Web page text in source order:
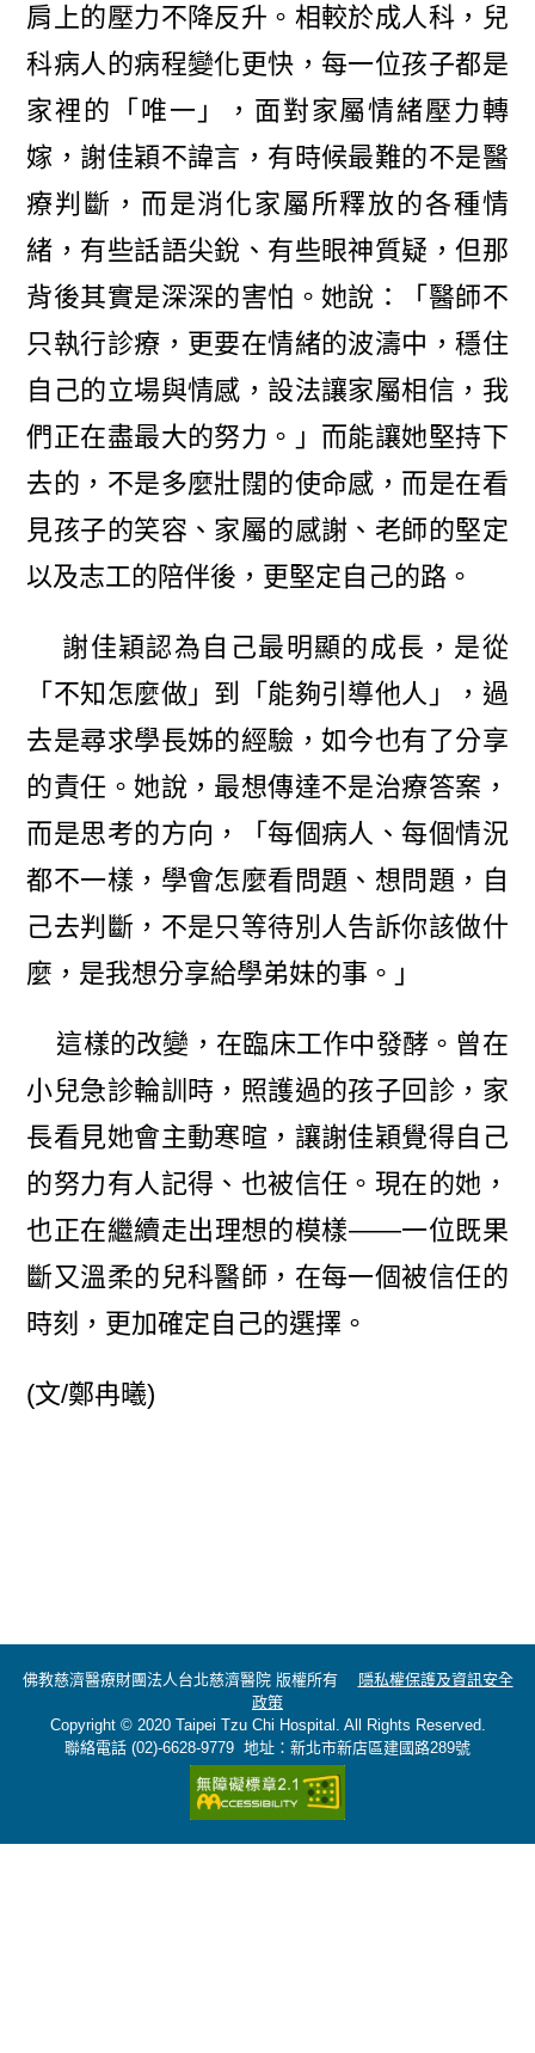
肩上的壓力不降反升。相較於成人科，兒
科病人的病程變化更快，每一位孩子都是
家裡的「唯一」，面對家屬情緒壓力轉
嫁，謝佳穎不諱言，有時候最難的不是醫
療判斷，而是消化家屬所釋放的各種情
緒，有些話語尖銳、有些眼神質疑，但那
背後其實是深深的害怕。她說：「醫師不
只執行診療，更要在情緒的波濤中，穩住
自己的立場與情感，設法讓家屬相信，我
們正在盡最大的努力。」而能讓她堅持下
去的，不是多麼壯闊的使命感，而是在看
見孩子的笑容、家屬的感謝、老師的堅定
以及志工的陪伴後，更堅定自己的路。
謝佳穎認為自己最明顯的成長，是從
「不知怎麼做」到「能夠引導他人」，過
去是尋求學長姊的經驗，如今也有了分享
的責任。她說，最想傳達不是治療答案，
而是思考的方向，「每個病人、每個情況
都不一樣，學會怎麼看問題、想問題，自
己去判斷，不是只等待別人告訴你該做什
麼，是我想分享給學弟妹的事。」
這樣的改變，在臨床工作中發酵。曾在
小兒急診輪訓時，照護過的孩子回診，家
長看見她會主動寒暄，讓謝佳穎覺得自己
的努力有人記得、也被信任。現在的她，
也正在繼續走出理想的模樣——一位既果
斷又溫柔的兒科醫師，在每一個被信任的
時刻，更加確定自己的選擇。
(文/鄭冉曦)
佛教慈濟醫療財團法人台北慈濟醫院 版權所有 隱私權保護及資訊安全
政策
Copyright © 2020 Taipei Tzu Chi Hospital. All Rights Reserved.
聯絡電話 (02)-6628-9779 地址：新北市新店區建國路289號